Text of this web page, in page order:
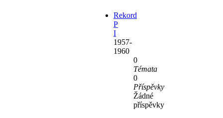
Rekord
P
I
1957-
1960
0
Témata
0
Příspěvky
Žádné
příspěvky